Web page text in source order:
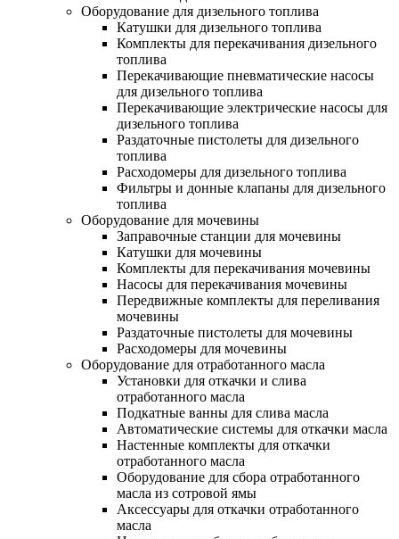
Оборудование для дизельного топлива
Катушки для дизельного топлива
Комплекты для перекачивания дизельного
топлива
Перекачивающие пневматические насосы
для дизельного топлива
Перекачивающие электрические насосы для
дизельного топлива
Раздаточные пистолеты для дизельного
топлива
Расходомеры для дизельного топлива
Фильтры и донные клапаны для дизельного
топлива
Оборудование для мочевины
Заправочные станции для мочевины
Катушки для мочевины
Комплекты для перекачивания мочевины
Насосы для перекачивания мочевины
Передвижные комплекты для переливания
мочевины
Раздаточные пистолеты для мочевины
Расходомеры для мочевины
Оборудование для отработанного масла
Установки для откачки и слива
отработанного масла
Подкатные ванны для слива масла
Автоматические системы для откачки масла
Настенные комплекты для откачки
отработанного масла
Оборудование для сбора отработанного
масла из сотровой ямы
Аксессуары для откачки отработанного
масла